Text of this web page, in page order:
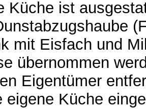
Küche ist
mit Eisfach und
übernommen
Eigentümer
eigene Küche